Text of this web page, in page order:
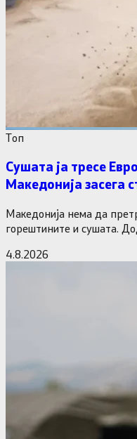
Tоп
Сушата ја тресе
Македонија засега
Македонија нема да
горештините и сушата.
4.8.2026